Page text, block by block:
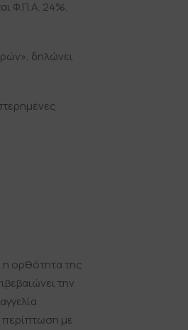
Φ.Π.Α. 24%.
δηλώνει
η ορθότητα της
την
περίπτωση με